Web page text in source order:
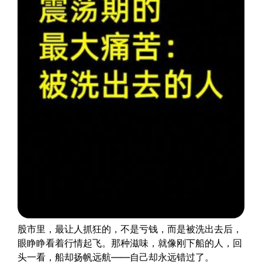
股市里，最让人抓狂的，不是亏钱，而是被洗出去后，
眼睁睁看着行情起飞。那种滋味，就像刚下船的人，回
头一看，船却扬帆远航——自己却永远错过了。